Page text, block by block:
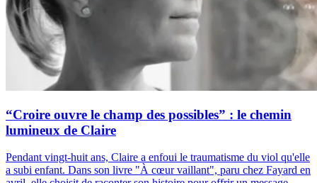
“Croire ouvre le champ des possibles” : le chemin
lumineux de Claire
Pendant vingt-huit ans, Claire a enfoui le traumatisme du viol qu'elle
a subi enfant. Dans son livre "À cœur vaillant", paru chez Fayard en